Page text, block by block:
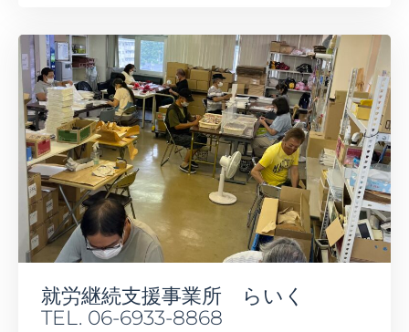
就労継続支援事業所 らいく
TEL. 06-6933-8868